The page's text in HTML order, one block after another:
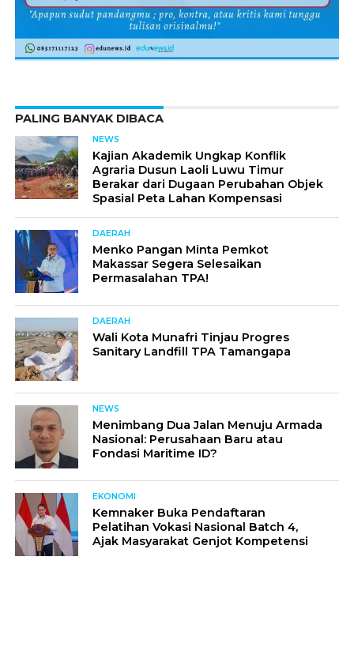
PALING BANYAK DIBACA
NEWS
Kajian Akademik Ungkap Konflik
Agraria Dusun Laoli Luwu Timur
Berakar dari Dugaan Perubahan Objek
Spasial Peta Lahan Kompensasi
DAERAH
Menko Pangan Minta Pemkot
Makassar Segera Selesaikan
Permasalahan TPA!
DAERAH
Wali Kota Munafri Tinjau Progres
Sanitary Landfill TPA Tamangapa
NEWS
Menimbang Dua Jalan Menuju Armada
Nasional: Perusahaan Baru atau
Fondasi Maritime ID?
EKONOMI
Kemnaker Buka Pendaftaran
Pelatihan Vokasi Nasional Batch 4,
Ajak Masyarakat Genjot Kompetensi